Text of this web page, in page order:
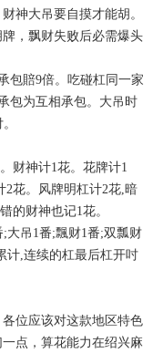
神大吊要自摸才能胡。
，飘财失败后必需爆头
包賠9倍。吃碰杠同一家
包为互相承包。大吊时
财神计1花。花牌计1
2花。风牌明杠计2花,暗
的财神也记1花。
大吊1番;飄财1番;双瓢财
计,连续的杠最后杠开吋
位应该对这款地区特色
点，算花能力在绍兴麻